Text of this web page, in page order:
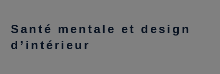
Santé mentale et design
d’intérieur